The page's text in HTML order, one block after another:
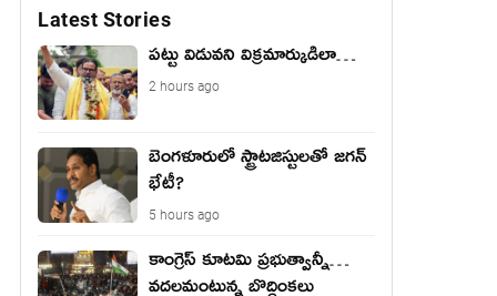
Latest Stories
పట్టు విడువని విక్రమార్కుడిలా…
2 hours ago
బెంగ‌ళూరులో స్ట్రాట‌జిస్టుల‌తో జ‌గ‌న్
భేటీ?
5 hours ago
కాంగ్రెస్ కూటమి ప్రభుత్వాన్నీ…